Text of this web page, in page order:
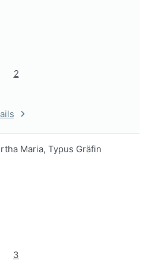
2
Maria, Typus Gräfin
3